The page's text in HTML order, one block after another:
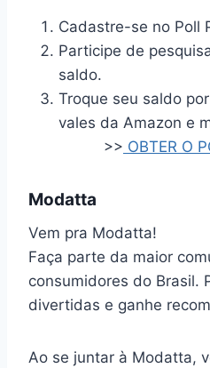
Cadastre-se no Poll
Participe de
saldo.
Troque seu saldo
vales da Amazon e
>> OBTER O
Modatta
Vem pra Modatta!
Faça parte da maior
consumidores do Brasil.
divertidas e ganhe
Ao se juntar à Modatta,